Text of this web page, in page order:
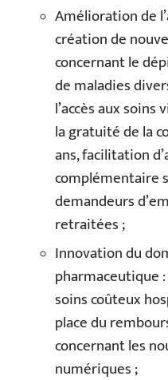
Amélioration de
création de
concernant le
de maladies
l’accès aux
la gratuité de la
ans, facilitation
complémentaire
demandeurs
retraitées ;
Innovation du
pharmaceutique
soins coûteux
place du
concernant les
numériques ;